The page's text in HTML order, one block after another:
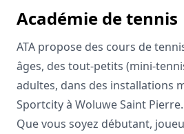
Académie de tennis
ATA propose des cours de
âges, des tout-petits (mini-
adultes, dans des installations
Sportcity à Woluwe Saint Pierre.
Que vous soyez débutant,